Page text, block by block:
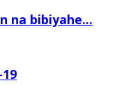
na bibiyahe...